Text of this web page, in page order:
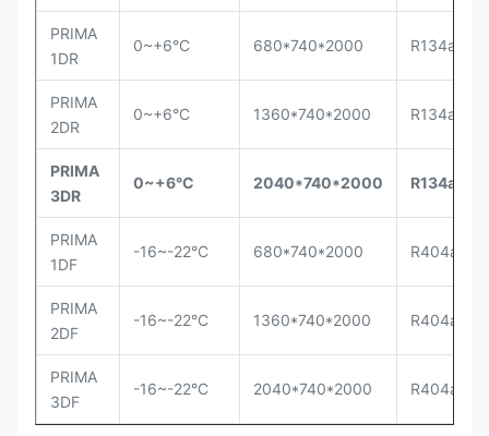
PRIMA
1DR
0~+6°C 680*740*2000 R134a
PRIMA
2DR
0~+6°C 1360*740*2000 R134a
PRIMA
3DR
0~+6°C 2040*740*2000 R134a
PRIMA
1DF
-16~-22°C 680*740*2000 R404a
PRIMA
2DF
-16~-22°C 1360*740*2000 R404a
PRIMA
3DF
-16~-22°C 2040*740*2000 R404a